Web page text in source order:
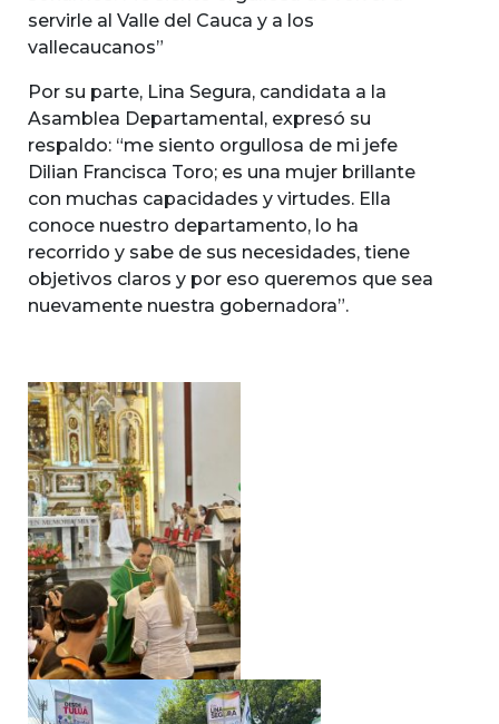
servirle al Valle del Cauca y a los
vallecaucanos”
Por su parte, Lina Segura, candidata a la
Asamblea Departamental, expresó su
respaldo: “me siento orgullosa de mi jefe
Dilian Francisca Toro; es una mujer brillante
con muchas capacidades y virtudes. Ella
conoce nuestro departamento, lo ha
recorrido y sabe de sus necesidades, tiene
objetivos claros y por eso queremos que sea
nuevamente nuestra gobernadora”.